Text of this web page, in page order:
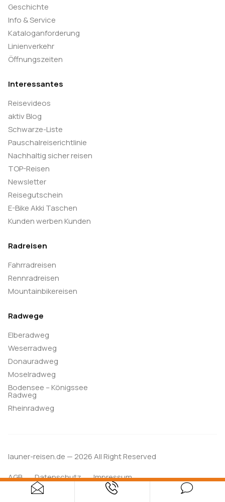
Geschichte
Info & Service
Kataloganforderung
Linienverkehr
Öffnungszeiten
Interessantes
Reisevideos
aktiv Blog
Schwarze-Liste
Pauschalreiserichtlinie
Nachhaltig sicher reisen
TOP-Reisen
Newsletter
Reisegutschein
E-Bike Akki Taschen
Kunden werben Kunden
Radreisen
Fahrradreisen
Rennradreisen
Mountainbikereisen
Radwege
Elberadweg
Weserradweg
Donauradweg
Moselradweg
Bodensee – Königssee
Radweg
Rheinradweg
launer-reisen.de — 2026 All Right Reserved
AGB
Datenschutz Impressum